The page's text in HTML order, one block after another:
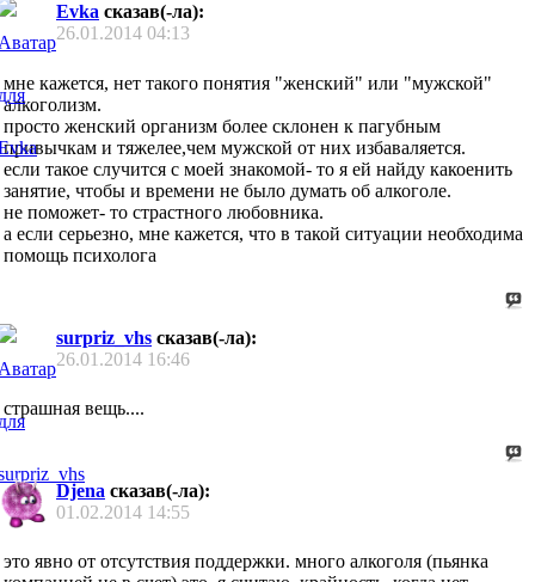
Evka сказав(-ла):
26.01.2014 04:13
мне кажется, нет такого понятия "женский" или "мужской"
алкоголизм.
просто женский организм более склонен к пагубным
привычкам и тяжелее,чем мужской от них избаваляется.
если такое случится с моей знакомой- то я ей найду какоенить
занятие, чтобы и времени не было думать об алкоголе.
не поможет- то страстного любовника.
а если серьезно, мне кажется, что в такой ситуации необходима
помощь психолога
surpriz_vhs сказав(-ла):
26.01.2014 16:46
страшная вещь....
Djena сказав(-ла):
01.02.2014 14:55
это явно от отсутствия поддержки. много алкоголя (пьянка